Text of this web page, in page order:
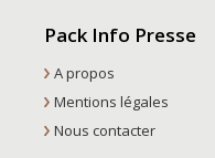
Pack Info Presse
A propos
Mentions légales
Nous contacter